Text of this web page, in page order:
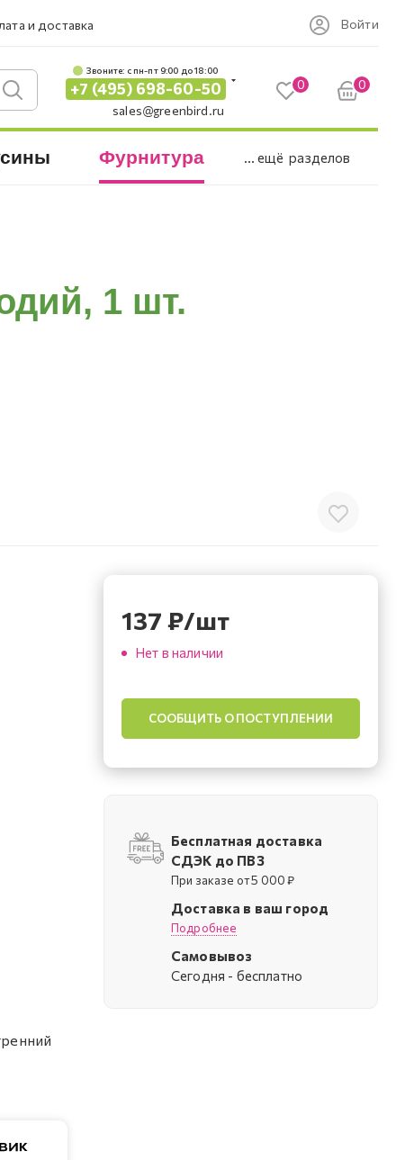
и доставка Войти
Звоните: c пн-пт 9:00 до 18:00
+7 (495) 698-60-50
sales@greenbird.ru
0 0
Фурнитура ... ещё разделов
1 шт.
137 ₽/шт
Нет в наличии
СООБЩИТЬ О ПОСТУПЛЕНИИ
Бесплатная доставка
СДЭК до ПВЗ
При заказе от 5 000 ₽
Доставка в ваш город
Подробнее
Самовывоз
Cегодня - бесплатно